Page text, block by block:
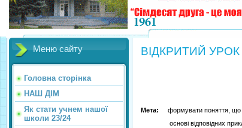
Меню сайту
Головна сторінка
НАШ ДІМ
Як стати учнем нашої
школи 23/24
ВІДКРИТИЙ
Мета: формувати поняття, що
основі відповідних